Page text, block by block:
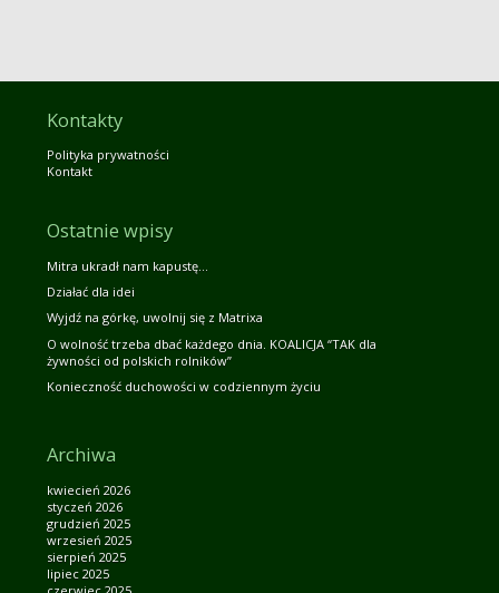
Kontakty
Polityka prywatności
Kontakt
Ostatnie wpisy
Mitra ukradł nam kapustę…
Działać dla idei
Wyjdź na górkę, uwolnij się z Matrixa
O wolność trzeba dbać każdego dnia. KOALICJA “TAK dla
żywności od polskich rolników”
Konieczność duchowości w codziennym życiu
Archiwa
kwiecień 2026
styczeń 2026
grudzień 2025
wrzesień 2025
sierpień 2025
lipiec 2025